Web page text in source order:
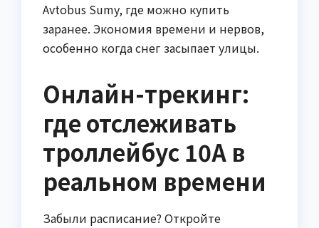
Avtobus Sumy, где можно купить
заранее. Экономия времени и нервов,
особенно когда снег засыпает улицы.
Онлайн-трекинг:
где отслеживать
троллейбус 10А в
реальном времени
Забыли расписание? Откройте